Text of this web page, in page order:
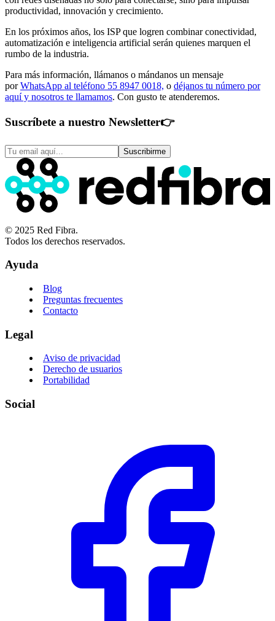
productividad, innovación y crecimiento.
En los próximos años, los ISP que logren combinar conectividad,
automatización e inteligencia artificial serán quienes marquen el
rumbo de la industria.
Para más información, llámanos o mándanos un mensaje
porWhatsApp al teléfono 55 8947 0018, o déjanos tu número por
aquí y nosotros te llamamos. Con gusto te atenderemos.
Suscríbete a nuestro Newsletter👉
Suscribirme
© 2025 Red Fibra.
Todos los derechos reservados.
Ayuda
Blog
Preguntas frecuentes
Contacto
Legal
Aviso de privacidad
Derecho de usuarios
Portabilidad
Social